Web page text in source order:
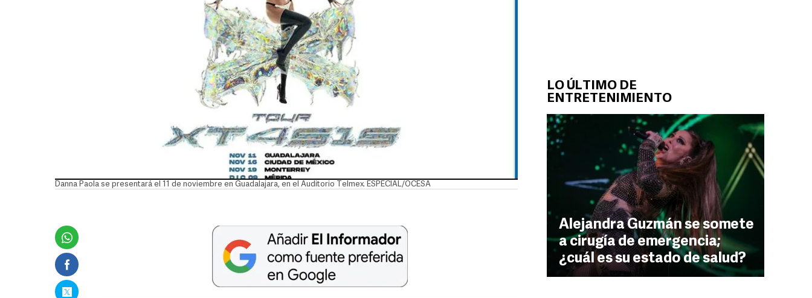
LO ÚLTIMO DE
ENTRETENIMIENTO
Alejandra Guzmán se somete
a cirugía de emergencia;
¿cuál es su estado de salud?
Danna Paola se presentará el 11 de noviembre en Guadalajara, en el Auditorio Telmex. ESPECIAL/OCESA